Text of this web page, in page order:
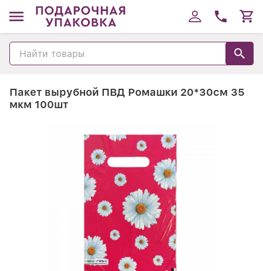
Пакет вырубной ПВД Ромашки 20*30см 35
мкм 100шт